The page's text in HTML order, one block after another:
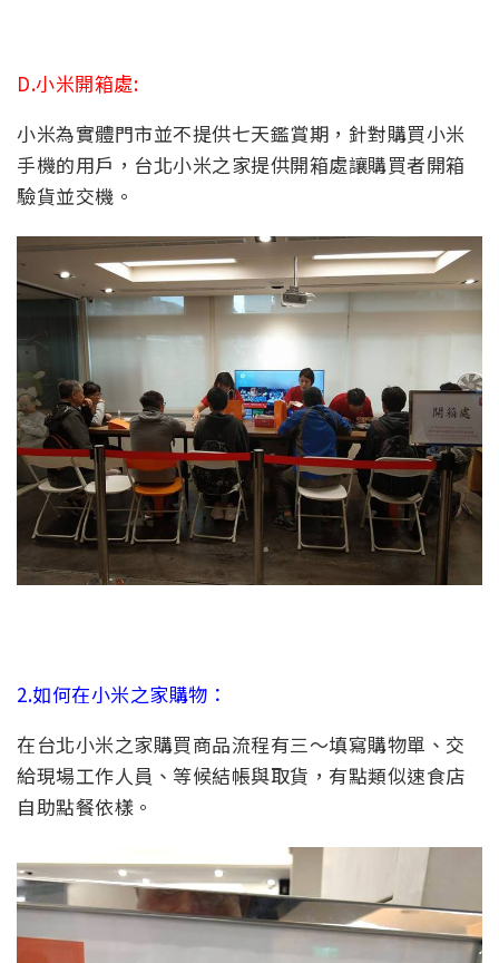
D.小米開箱處:
小米為實體門市並不提供七天鑑賞期，針對購買小米
手機的用戶，台北小米之家提供開箱處讓購買者開箱
驗貨並交機。
2.如何在小米之家購物：
在台北小米之家購買商品流程有三～填寫購物單、交
給現場工作人員、等候結帳與取貨，有點類似速食店
自助點餐依樣。